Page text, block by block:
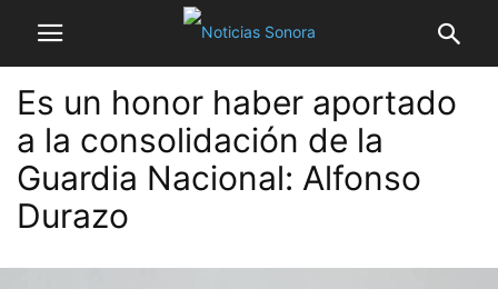
Es un honor haber aportado
a la consolidación de la
Guardia Nacional: Alfonso
Durazo